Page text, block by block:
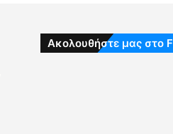
Ακολουθήστε μας στο